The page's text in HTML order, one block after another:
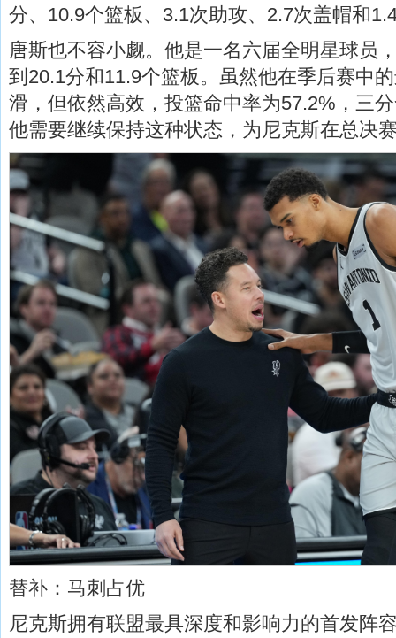
分、10.9个篮板、3.1次助攻、2.7次盖帽和
唐斯也不容小觑。他是一名六届全明星球员
到20.1分和11.9个篮板。虽然他在季后赛中
滑，但依然高效，投篮命中率为57.2%，三
他需要继续保持这种状态，为尼克斯在总决
替补：马刺占优
尼克斯拥有联盟最具深度和影响力的首发阵